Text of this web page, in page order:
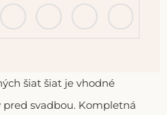
šiat šiat je vhodné
pred svadbou. Kompletná